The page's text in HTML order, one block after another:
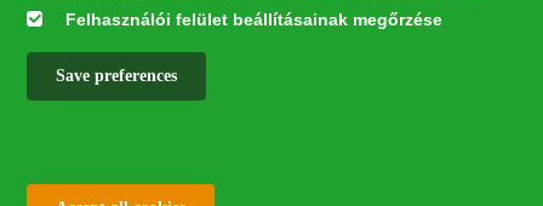
Felhasználói felület beállításainak megőrzése
Save preferences